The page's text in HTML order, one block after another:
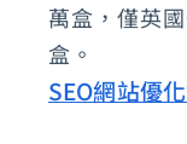
萬盒，僅英
盒。
SEO網站優
品
牌
專